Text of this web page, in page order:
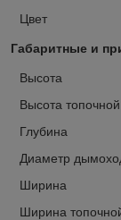
Цвет
Габаритные и
Высота
Высота
Глубина
Диаметр
Ширина
Ширина